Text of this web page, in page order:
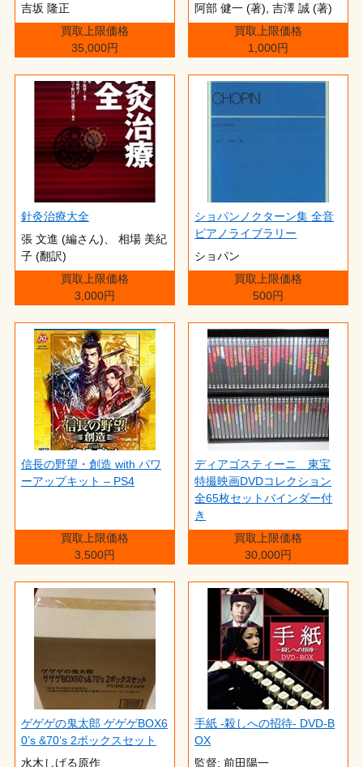
吉坂 隆正
買取上限価格
35,000円
阿部 健一 (著),‎ 吉澤 誠 (著)
買取上限価格
1,000円
針灸治療大全
張 文進 (編さん)、 相場 美紀
子 (翻訳)
買取上限価格
3,000円
ショパンノクターン集 全音
ピアノライブラリー
ショパン
買取上限価格
500円
信長の野望・創造 with パワ
ーアップキット – PS4
買取上限価格
3,500円
ディアゴスティーニ 東宝
特撮映画DVDコレクション
全65枚セットバインダー付
き
買取上限価格
30,000円
ゲゲゲの鬼太郎 ゲゲゲBOX6
0’s &70’s 2ボックスセット
水木しげる原作
手紙 -殺しへの招待- DVD-B
OX
監督: 前田陽一